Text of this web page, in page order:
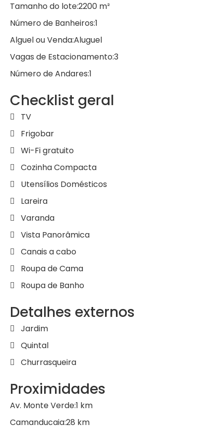
Tamanho do lote:2200 m²
Número de Banheiros:1
Alguel ou Venda:Aluguel
Vagas de Estacionamento:3
Número de Andares:1
Checklist geral
TV
Frigobar
Wi-Fi gratuito
Cozinha Compacta
Utensílios Domésticos
Lareira
Varanda
Vista Panorâmica
Canais a cabo
Roupa de Cama
Roupa de Banho
Detalhes externos
Jardim
Quintal
Churrasqueira
Proximidades
Av. Monte Verde:1 km
Camanducaia:28 km